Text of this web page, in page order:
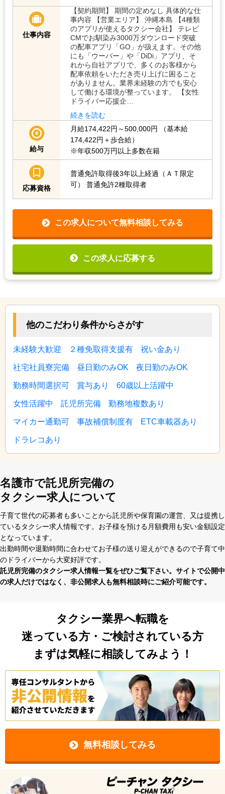
仕事内容
【契約期間】 期間の定めなし 具体的な仕
事内容 【営業エリア】 沖縄本島 【4種類
のアプリが使えるタクシー会社】 テレビ
CMでお馴染み3000万ダウンロード突破
の配車アプリ「GO」が扱えます。その他
にも「ウーバー」や「DiDi」アプリ、そ
れから自社アプリで、多くのお客様から
配車依頼をいただき売り上げに困ること
がありません。業界未経験の方でも安心
して働ける環境が整っています。 【女性
ドライバー応援企…
続きを読む
給与
月給174,422円～500,000円
（基本給
174,422円＋歩合給）
※年収500万円以上多数在籍
応募資格
普通免許取得後3年以上経過（ＡＴ限定
可）
普通免許2種取得者
この求人について無料相談してみる
この求人に応募する
他のこだわり条件からさがす
未経験大歓迎 ２種免取得支援有 祝い金あり
社宅社員寮完備 昼日勤のみOK 夜日勤のみOK
勤務時間選択可 賞与あり 60歳以上活躍中
女性活躍中 託児所完備 勤務地複数あり
マイカー通勤可 事故補償制度有 ETC車載器あり
ドラレコあり
名護市で託児所完備の
タクシー求人について
⼦育て世代の応募者も多いことから託児所や保育園の運営、⼜は提携し
ているタクシー求⼈情報です。お⼦様を預ける⽉額費⽤も安い⾦額設定
となっています。
出勤時間や退勤時間に合わせてお⼦様の送り迎えができるので⼦育て中
のドライバーから⼤変好評です。
託児所完備のタクシー求⼈情報⼀覧をぜひご覧下さい。サイトで公開中
の求⼈だけではなく、⾮公開求⼈も無料相談時にご紹介可能です。
タクシー業界へ転職を
迷っている方・ご検討されている方
まずは気軽に相談してみよう！
無料相談してみる